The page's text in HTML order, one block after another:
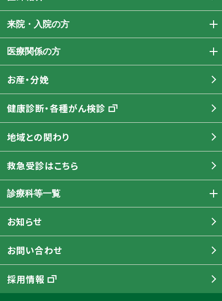
来院・入院の方
医療関係の方
お産・分娩
健康診断・各種がん検診
地域との関わり
救急受診はこちら
診療科等一覧
お知らせ
お問い合わせ
採用情報